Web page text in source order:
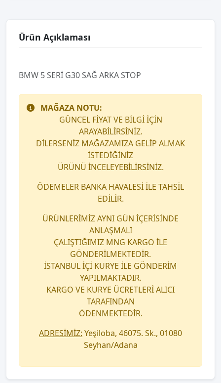
Ürün Açıklaması
BMW 5 SERİ G30 SAĞ ARKA STOP
MAĞAZA NOTU:
GÜNCEL FİYAT VE BİLGİ İÇİN
ARAYABİLİRSİNİZ.
DİLERSENİZ MAĞAZAMIZA GELİP ALMAK
İSTEDİĞİNİZ
ÜRÜNÜ İNCELEYEBİLİRSİNİZ.
ÖDEMELER BANKA HAVALESİ İLE TAHSİL
EDİLİR.
ÜRÜNLERİMİZ AYNI GÜN İÇERİSİNDE
ANLAŞMALI
ÇALIŞTIĞIMIZ MNG KARGO İLE
GÖNDERİLMEKTEDİR.
İSTANBUL İÇİ KURYE İLE GÖNDERİM
YAPILMAKTADIR.
KARGO VE KURYE ÜCRETLERİ ALICI
TARAFINDAN
ÖDENMEKTEDİR.
ADRESİMİZ: Yeşiloba, 46075. Sk., 01080
Seyhan/Adana